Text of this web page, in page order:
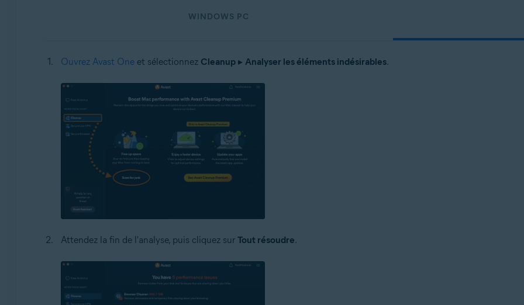
WINDOWS PC
Ouvrez Avast Oneet sélectionnez Cleanup▸ Analyser les éléments indésirables.
Attendez la fin de l'analyse, puis cliquez sur Tout résoudre.